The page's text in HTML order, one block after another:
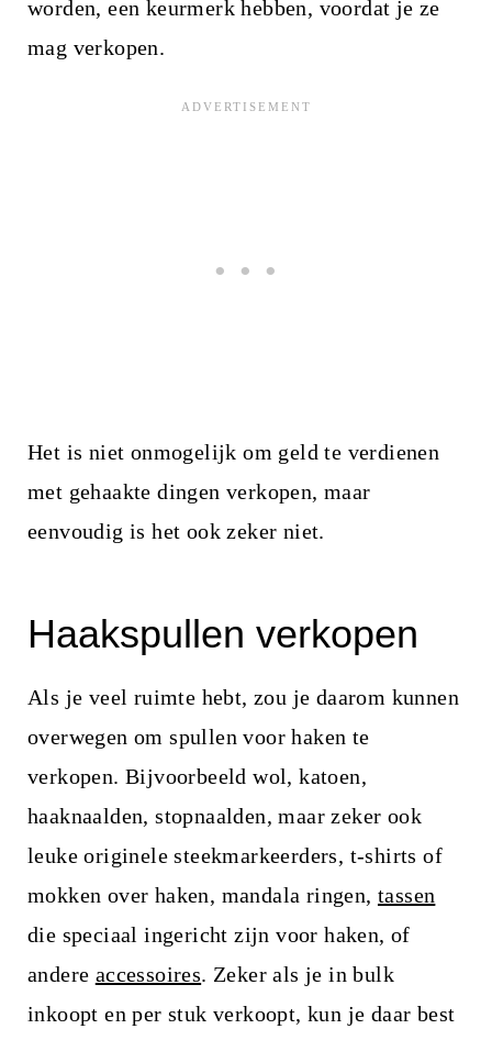
worden, een keurmerk hebben, voordat je ze
mag verkopen.
Het is niet onmogelijk om geld te verdienen
met gehaakte dingen verkopen, maar
eenvoudig is het ook zeker niet.
Haakspullen verkopen
Als je veel ruimte hebt, zou je daarom kunnen
overwegen om spullen voor haken te
verkopen. Bijvoorbeeld wol, katoen,
haaknaalden, stopnaalden, maar zeker ook
leuke originele steekmarkeerders, t-shirts of
mokken over haken, mandala ringen, tassen
die speciaal ingericht zijn voor haken, of
andere accessoires. Zeker als je in bulk
inkoopt en per stuk verkoopt, kun je daar best